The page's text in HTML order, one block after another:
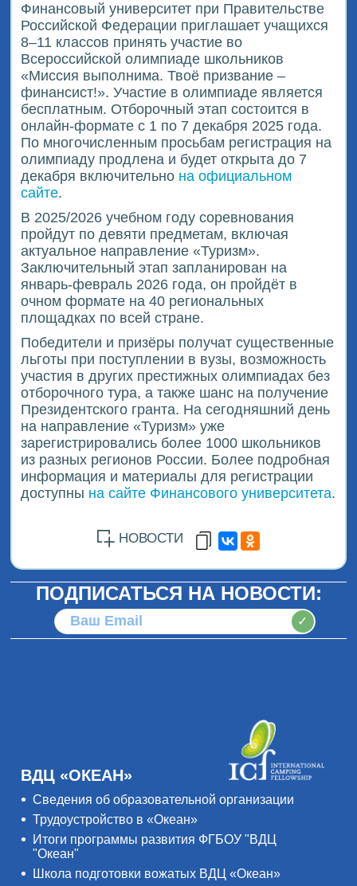
Финансовый университет при Правительстве
Российской Федерации приглашает учащихся
8–11 классов принять участие во
Всероссийской олимпиаде школьников
«Миссия выполнима. Твоё призвание –
финансист!». Участие в олимпиаде является
бесплатным. Отборочный этап состоится в
онлайн-формате с 1 по 7 декабря 2025 года.
По многочисленным просьбам регистрация на
олимпиаду продлена и будет открыта до 7
декабря включительно на официальном
сайте.
В 2025/2026 учебном году соревнования
пройдут по девяти предметам, включая
актуальное направление «Туризм».
Заключительный этап запланирован на
январь-февраль 2026 года, он пройдёт в
очном формате на 40 региональных
площадках по всей стране.
Победители и призёры получат существенные
льготы при поступлении в вузы, возможность
участия в других престижных олимпиадах без
отборочного тура, а также шанс на получение
Президентского гранта. На сегодняшний день
на направление «Туризм» уже
зарегистрировались более 1000 школьников
из разных регионов России. Более подробная
информация и материалы для регистрации
доступны на сайте Финансового университета.
НОВОСТИ
ПОДПИСАТЬСЯ НА НОВОСТИ:
✓
ВДЦ «ОКЕАН»
Сведения об образовательной организации
Трудоустройство в «Океан»
Итоги программы развития ФГБОУ "ВДЦ
"Океан"
Школа подготовки вожатых ВДЦ «Океан»